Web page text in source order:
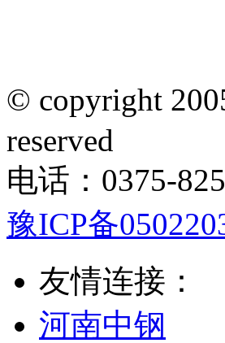
© copyright
reserved
电话：0375-
豫ICP备
友情连接：
河南中钢